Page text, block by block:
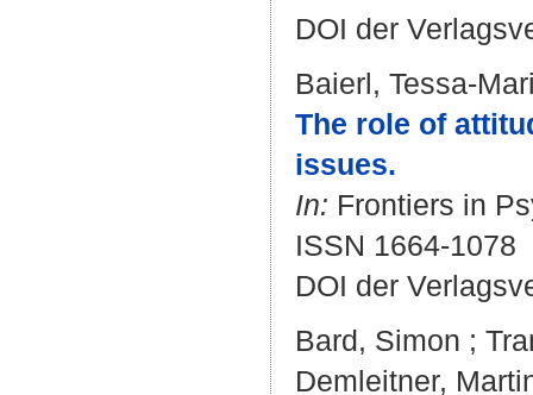
DOI der
Baierl, Tessa-
The role of
issues.
In: Frontiers in
ISSN 1664-1078
DOI der
Bard, Simon ;
Demleitner,